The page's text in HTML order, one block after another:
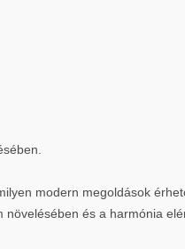
modern megoldások
és a harmónia